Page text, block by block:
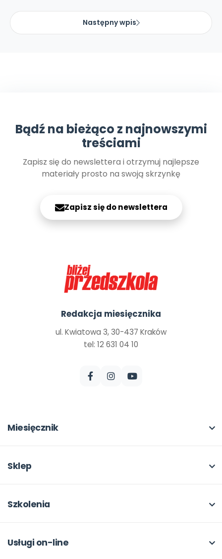
Następny wpis
Bądź na bieżąco z najnowszymi
treściami
Zapisz się do newslettera i otrzymuj najlepsze
materiały prosto na swoją skrzynkę
Zapisz się do newslettera
Redakcja miesięcznika
ul. Kwiatowa 3, 30-437 Kraków
tel: 12 631 04 10
Miesięcznik
W numerze
Pomoce dydaktyczne
Dla autorów
Sklep
Moje zakupy
Odbiory i kontakt
Szkolenia
Online
Usługi on-line